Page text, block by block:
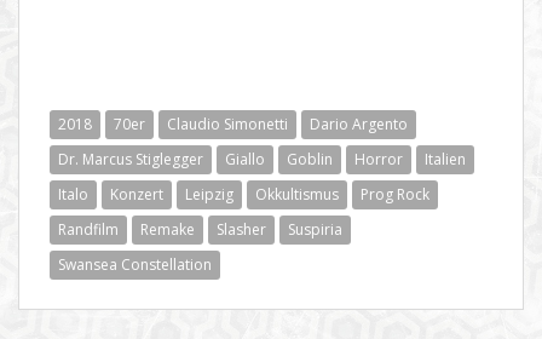
2018 70er Claudio Simonetti
Dario Argento
Dr. Marcus Stiglegger
Giallo Goblin Horror
Italien
Italo
Konzert Leipzig Okkultismus
Prog Rock
Randfilm
Remake Slasher
Suspiria
Swansea Constellation